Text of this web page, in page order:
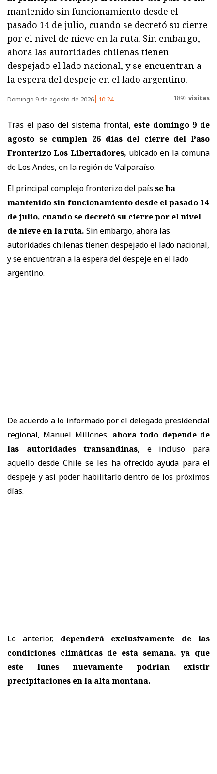
mantenido sin funcionamiento desde el
pasado 14 de julio, cuando se decretó su cierre
por el nivel de nieve en la ruta. Sin embargo,
ahora las autoridades chilenas tienen
despejado el lado nacional, y se encuentran a
la espera del despeje en el lado argentino.
Domingo 9 de agosto de 2026 10:24 1893 visitas
Tras el paso del sistema frontal, este domingo 9 de
agosto se cumplen 26 días del cierre del Paso
Fronterizo Los Libertadores, ubicado en la comuna
de Los Andes, en la región de Valparaíso.
El principal complejo fronterizo del país se ha
mantenido sin funcionamiento desde el pasado 14
de julio, cuando se decretó su cierre por el nivel
de nieve en la ruta. Sin embargo, ahora las
autoridades chilenas tienen despejado el lado nacional,
y se encuentran a la espera del despeje en el lado
argentino.
De acuerdo a lo informado por el delegado presidencial
regional, Manuel Millones, ahora todo depende de
las autoridades transandinas, e incluso para
aquello desde Chile se les ha ofrecido ayuda para el
despeje y así poder habilitarlo dentro de los próximos
días.
Lo anterior, dependerá exclusivamente de las
condiciones climáticas de esta semana, ya que
este lunes nuevamente podrían existir
precipitaciones en la alta montaña.